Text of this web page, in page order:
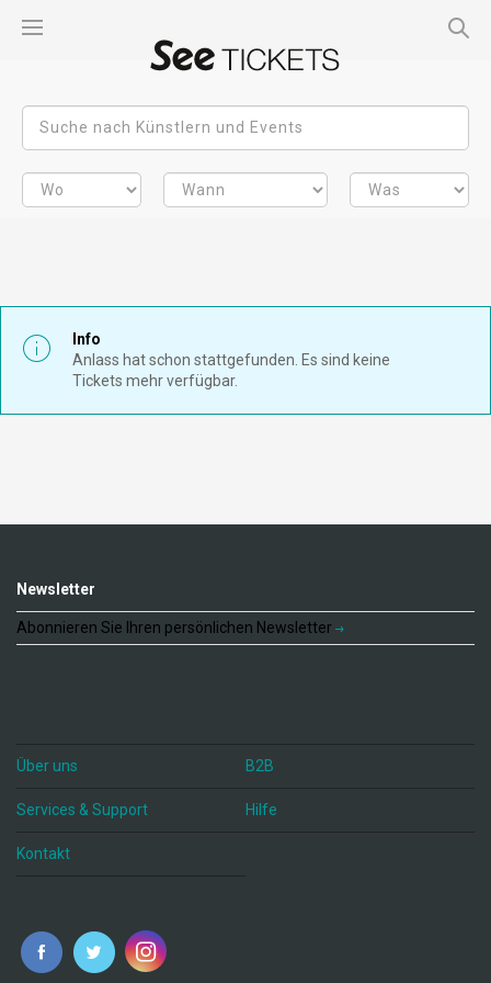
Info
Anlass hat schon stattgefunden. Es sind keine
Tickets mehr verfügbar.
Newsletter
Abonnieren Sie Ihren persönlichen Newsletter
Über uns B2B
Services & Support Hilfe
Kontakt